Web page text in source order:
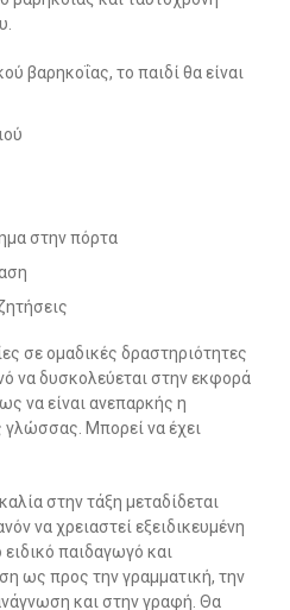
βαρηκοΐας, το παιδί θα είναι
στην πόρτα
σε ομαδικές δραστηριότητες
να δυσκολεύεται στην εκφορά
να είναι ανεπαρκής η
γλώσσας. Μπορεί να έχει
στην τάξη μεταδίδεται
να χρειαστεί εξειδικευμένη
παιδαγωγό και
ως προς την γραμματική, την
και στην γραφή. Θα